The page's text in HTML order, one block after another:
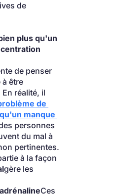
de
plus qu'un
de penser
à être
réalité, il
de
manque
personnes
du mal à
pertinentes.
à la façon
gère les
Ces